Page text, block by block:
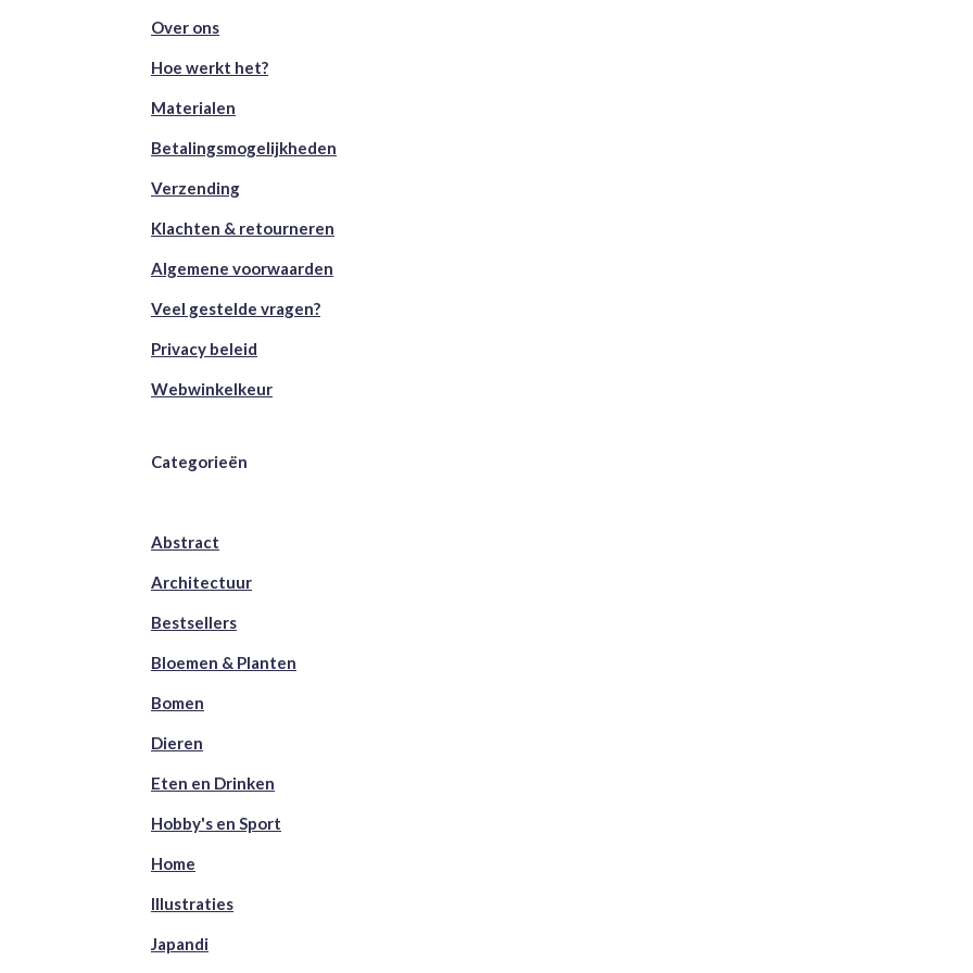
Over ons
Hoe werkt het?
Materialen
Betalingsmogelijkheden
Verzending
Klachten & retourneren
Algemene voorwaarden
Veel gestelde vragen?
Privacy beleid
Webwinkelkeur
Categorieën
Abstract
Architectuur
Bestsellers
Bloemen & Planten
Bomen
Dieren
Eten en Drinken
Hobby's en Sport
Home
Illustraties
Japandi